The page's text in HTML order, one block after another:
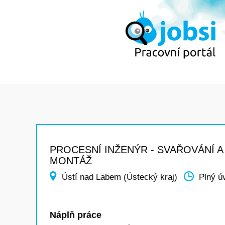
PROCESNÍ INŽENÝR - SVAŘOVÁNÍ A
MONTÁŽ
Ústí nad Labem (Ústecký kraj) Plný
Náplň práce